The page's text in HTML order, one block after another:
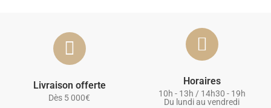
Livraison offerte
Dès 5 000€
Horaires
10h - 13h / 14h30 - 19h
Du lundi au vendredi